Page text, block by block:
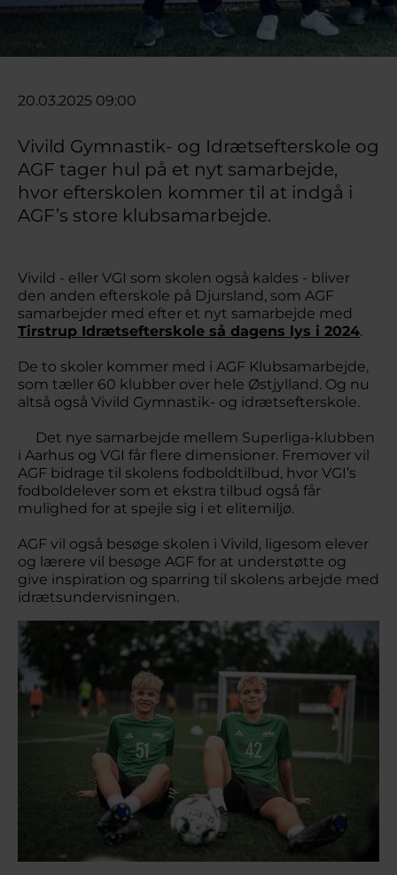
20.03.2025 09:00
Vivild Gymnastik- og Idrætsefterskole og
AGF tager hul på et nyt samarbejde,
hvor efterskolen kommer til at indgå i
AGF’s store klubsamarbejde.
Vivild - eller VGI som skolen også kaldes - bliver
den anden efterskole på Djursland, som AGF
samarbejder med efter et nyt samarbejde med
Tirstrup Idrætsefterskole så dagens lys i 2024.
De to skoler kommer med i AGF Klubsamarbejde,
som tæller 60 klubber over hele Østjylland. Og nu
altså også Vivild Gymnastik- og idrætsefterskole.
Det nye samarbejde mellem Superliga-klubben
i Aarhus og VGI får flere dimensioner. Fremover vil
AGF bidrage til skolens fodboldtilbud, hvor VGI’s
fodboldelever som et ekstra tilbud også får
mulighed for at spejle sig i et elitemiljø.
AGF vil også besøge skolen i Vivild, ligesom elever
og lærere vil besøge AGF for at understøtte og
give inspiration og sparring til skolens arbejde med
idrætsundervisningen.